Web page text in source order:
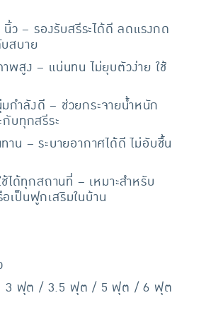
ว – รองรับสรีระได้ดี ลดแรงกด
สบาย
พสูง – แน่นทน ไม่ยุบตัวง่าย ใช้
ำลังดี – ช่วยกระจายน้ำหนัก
บทุกสรีระ
น – ระบายอากาศได้ดี ไม่อับชื้น
ได้ทุกสถานที่ – เหมาะสำหรับ
ป็นฟูกเสริมในบ้าน
: 3 ฟุต / 3.5 ฟุต / 5 ฟุต / 6 ฟุต